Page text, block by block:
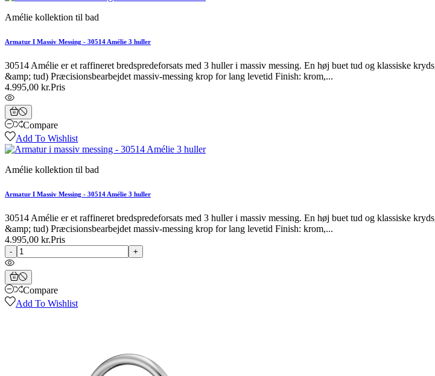
Amélie kollektion til bad
Armatur I Massiv Messing - 30514 Amélie 3 huller
30514 Amélie er et raffineret bredspredeforsats med 3 huller i massiv messing. En høj buet tud og klassiske
&amp; tud) Præcisionsbearbejdet massiv-messing krop for lang levetid Finish: krom,...
4.995,00 kr.Pris
Compare
Add To Wishlist
Amélie kollektion til bad
Armatur I Massiv Messing - 30514 Amélie 3 huller
30514 Amélie er et raffineret bredspredeforsats med 3 huller i massiv messing. En høj buet tud og klassiske
&amp; tud) Præcisionsbearbejdet massiv-messing krop for lang levetid Finish: krom,...
4.995,00 kr.Pris
- +
Compare
Add To Wishlist